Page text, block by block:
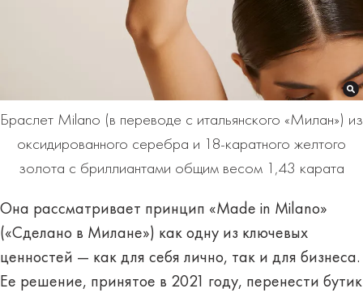
Браслет Milano (в переводе с итальянского «Милан») из
оксидированного серебра и 18-каратного желтого
золота с бриллиантами общим весом 1,43 карата
Она рассматривает принцип «Made in Milano»
(«Сделано в Милане») как одну из ключевых
ценностей — как для себя лично, так и для бизнеса.
Ее решение, принятое в 2021 году, перенести бутик